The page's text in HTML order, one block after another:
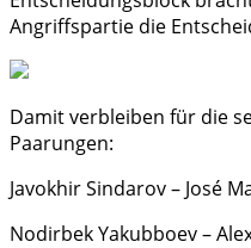
Angriffspartie die
Damit verbleiben für die
Paarungen:
Javokhir Sindarov – José
Nodirbek Yakubboev –